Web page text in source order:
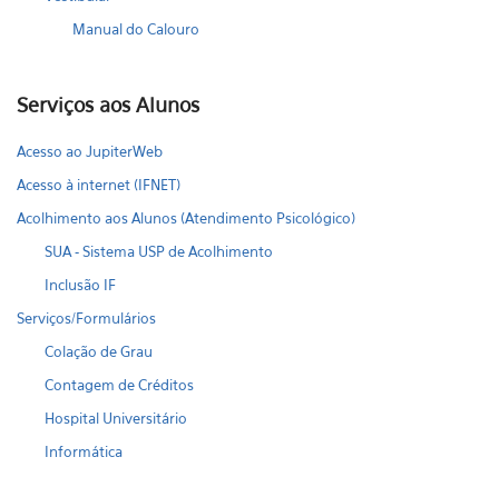
Manual do Calouro
Serviços aos Alunos
Acesso ao JupiterWeb
Acesso à internet (IFNET)
Acolhimento aos Alunos (Atendimento Psicológico)
SUA - Sistema USP de Acolhimento
Inclusão IF
Serviços/Formulários
Colação de Grau
Contagem de Créditos
Hospital Universitário
Informática